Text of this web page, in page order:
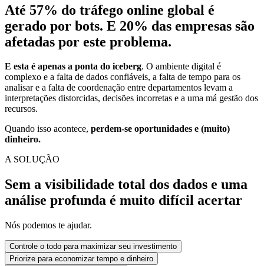
Até 57% do tráfego online global é
gerado por bots. E 20% das empresas são
afetadas por este problema.
E esta é apenas a ponta do iceberg. O ambiente digital é
complexo e a falta de dados confiáveis, a falta de tempo para os
analisar e a falta de coordenação entre departamentos levam a
interpretações distorcidas, decisões incorretas e a uma má gestão dos
recursos.
Quando isso acontece, perdem-se oportunidades e (muito)
dinheiro.
A SOLUÇÃO
Sem a visibilidade total dos dados e uma
análise profunda é muito difícil acertar
Nós podemos te ajudar.
Controle o todo para maximizar seu investimento
Priorize para economizar tempo e dinheiro